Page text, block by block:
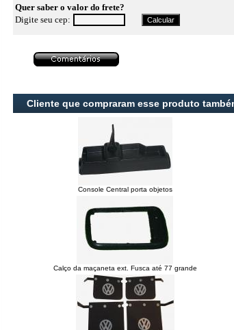
Quer saber o valor do frete?
Digite seu cep:
Cliente que compraram esse produto
Console Central porta objetos
Calço da maçaneta ext. Fusca até 77 grande